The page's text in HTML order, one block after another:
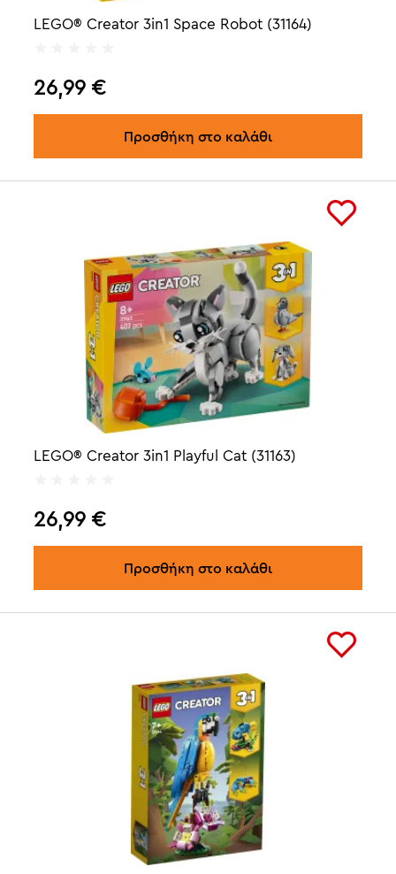
LEGO® Creator 3in1 Space Robot (31164)
26,99 €
Προσθήκη στο καλάθι
LEGO® Creator 3in1 Playful Cat (31163)
26,99 €
Προσθήκη στο καλάθι